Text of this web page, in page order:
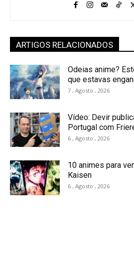
ARTIGOS RELACIONADOS
Odeias anime?
que estavas
7 , Agosto , 2026
Vídeo: Devir
Portugal com
6 , Agosto , 2026
10 animes para
Kaisen
6 , Agosto , 2026